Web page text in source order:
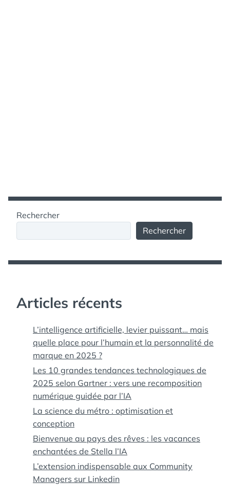
Rechercher
Rechercher
Articles récents
L’intelligence artificielle, levier puissant… mais
quelle place pour l’humain et la personnalité de
marque en 2025 ?
Les 10 grandes tendances technologiques de
2025 selon Gartner : vers une recomposition
numérique guidée par l’IA
La science du métro : optimisation et
conception
Bienvenue au pays des rêves : les vacances
enchantées de Stella l’IA
L’extension indispensable aux Community
Managers sur Linkedin